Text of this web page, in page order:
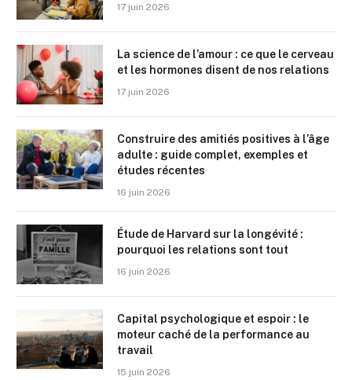
17 juin 2026
La science de l’amour : ce que le cerveau
et les hormones disent de nos relations
17 juin 2026
Construire des amitiés positives à l’âge
adulte : guide complet, exemples et
études récentes
16 juin 2026
Étude de Harvard sur la longévité :
pourquoi les relations sont tout
16 juin 2026
Capital psychologique et espoir : le
moteur caché de la performance au
travail
15 juin 2026